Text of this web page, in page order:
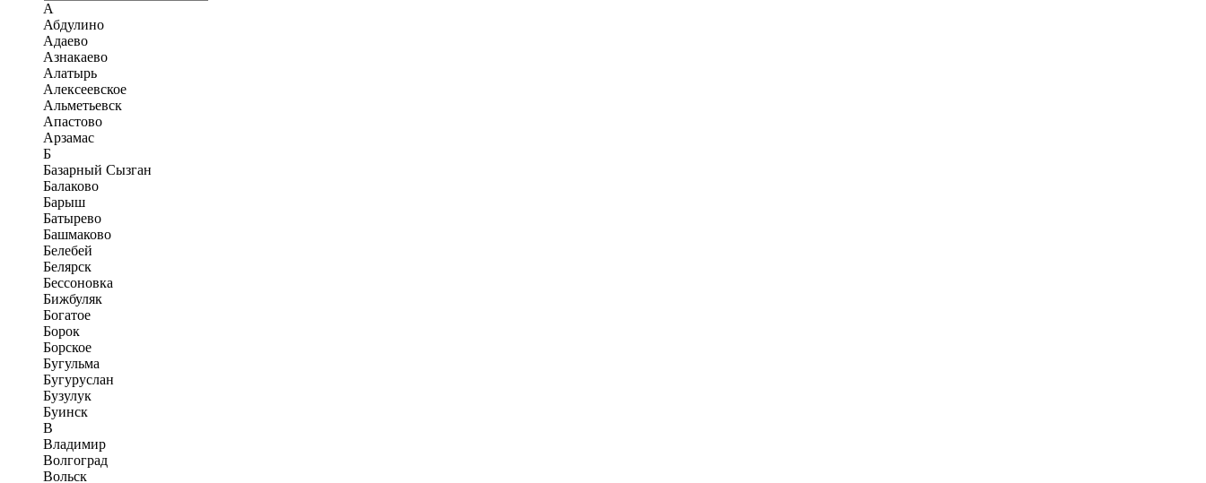
А
Абдулино
Адаево
Азнакаево
Алатырь
Алексеевское
Альметьевск
Апастово
Арзамас
Б
Базарный Сызган
Балаково
Барыш
Батырево
Башмаково
Белебей
Белярск
Бессоновка
Бижбуляк
Богатое
Борок
Борское
Бугульма
Бугуруслан
Бузулук
Буинск
В
Владимир
Волгоград
Вольск